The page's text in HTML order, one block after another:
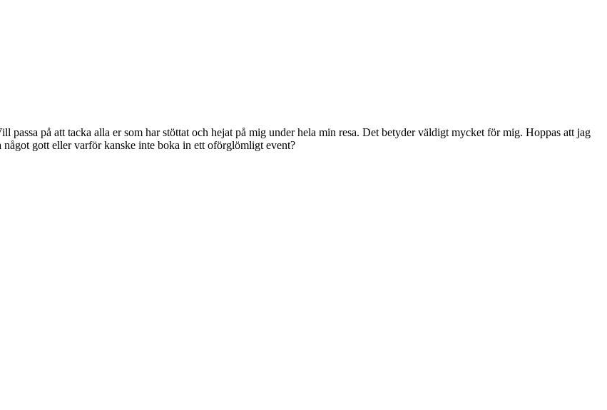
passa på att tacka alla er som har stöttat och hejat på mig under hela min resa. Det betyder väldigt mycket för mig. Hoppas att jag
gott eller varför kanske inte boka in ett oförglömligt event?